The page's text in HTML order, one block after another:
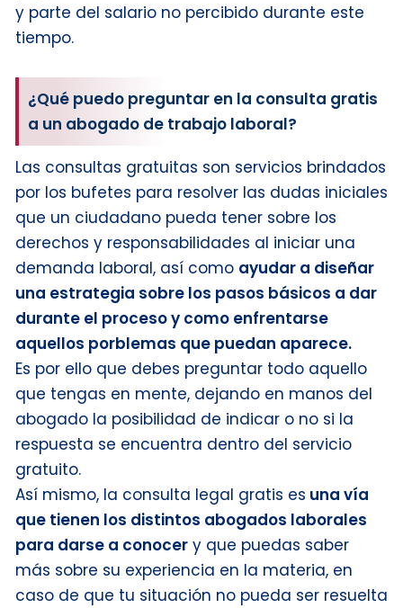
y parte del salario no percibido durante este
tiempo.
¿Qué puedo preguntar en la consulta gratis
a un abogado de trabajo laboral?
Las consultas gratuitas son servicios brindados
por los bufetes para resolver las dudas iniciales
que un ciudadano pueda tener sobre los
derechos y responsabilidades al iniciar una
demanda laboral, así como ayudar a diseñar
una estrategia sobre los pasos básicos a dar
durante el proceso y como enfrentarse
aquellos porblemas que puedan aparece.
Es por ello que debes preguntar todo aquello
que tengas en mente, dejando en manos del
abogado la posibilidad de indicar o no si la
respuesta se encuentra dentro del servicio
gratuito.
Así mismo, la consulta legal gratis es una vía
que tienen los distintos abogados laborales
para darse a conocer y que puedas saber
más sobre su experiencia en la materia, en
caso de que tu situación no pueda ser resuelta